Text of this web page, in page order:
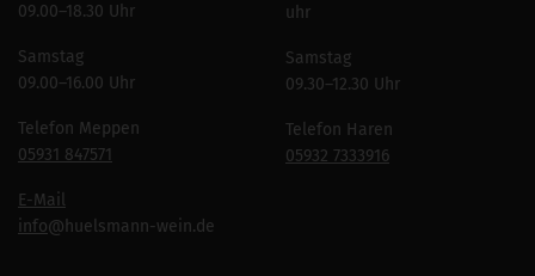
09.00–18.30 Uhr
Samstag
09.00–16.00 Uhr
Telefon Meppen
05931 847571
E-Mail
info@huelsmann-wein.de
uhr
Samstag
09.30–12.30 Uhr
Telefon Haren
05932 7333916